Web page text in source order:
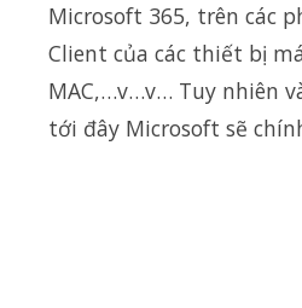
Microsoft 365, trên các
Client của các thiết bị
MAC,…v…v… Tuy nhiên
tới đây Microsoft sẽ